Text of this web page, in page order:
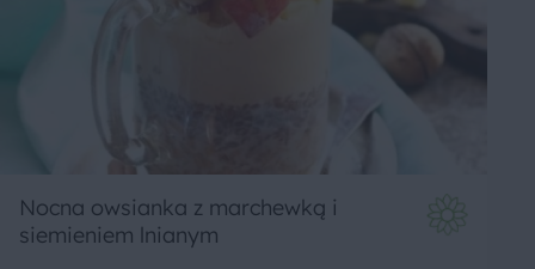
Nocna owsianka z marchewką i
siemieniem lnianym